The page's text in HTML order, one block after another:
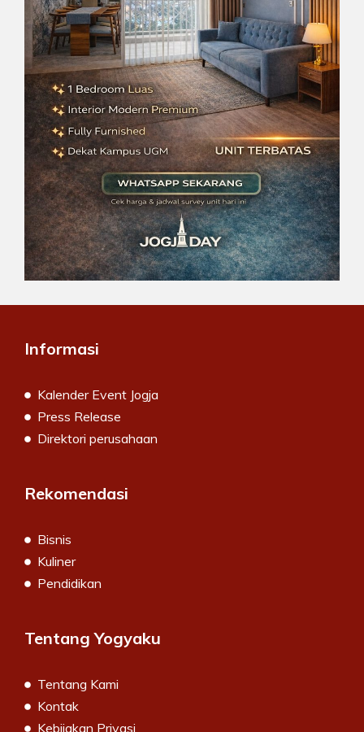
Informasi
Kalender Event Jogja
Press Release
Direktori perusahaan
Rekomendasi
Bisnis
Kuliner
Pendidikan
Tentang Yogyaku
Tentang Kami
Kontak
Kebijakan Privasi